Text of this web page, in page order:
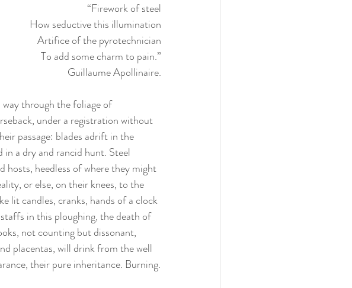
“Firework of steel
How seductive this illumination
Artifice of the pyrotechnician
To add some charm to pain.”
Guillaume Apollinaire.
way through the foliage of
under a registration without
passage: blades adrift in the
a dry and rancid hunt. Steel
hosts, heedless of where they might
or else, on their knees, to the
lit candles, cranks, hands of a clock
in this ploughing, the death of
not counting but dissonant,
placentas, will drink from the well
their pure inheritance. Burning.